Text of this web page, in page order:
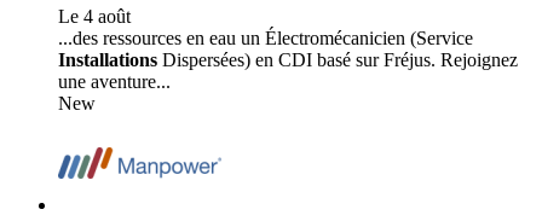
Le 4 août
...des ressources en eau un Électromécanicien (Service
Installations Dispersées) en CDI basé sur Fréjus. Rejoignez
une aventure...
New